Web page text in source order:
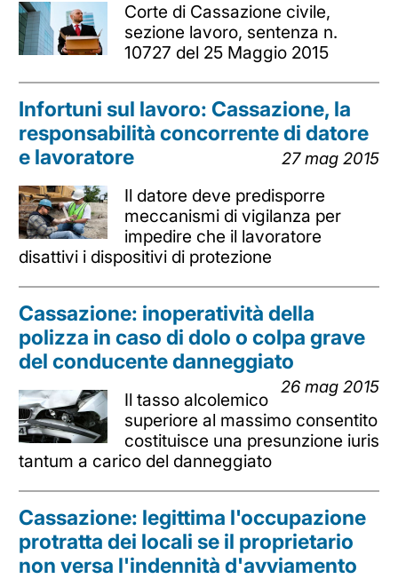
Corte di Cassazione civile,
sezione lavoro, sentenza n.
10727 del 25 Maggio 2015
Infortuni sul lavoro: Cassazione, la
responsabilità concorrente di datore
e lavoratore
27 mag 2015
Il datore deve predisporre
meccanismi di vigilanza per
impedire che il lavoratore
disattivi i dispositivi di protezione
Cassazione: inoperatività della
polizza in caso di dolo o colpa grave
del conducente danneggiato
26 mag 2015
Il tasso alcolemico
superiore al massimo consentito
costituisce una presunzione iuris
tantum a carico del danneggiato
Cassazione: legittima l'occupazione
protratta dei locali se il proprietario
non versa l'indennità d'avviamento